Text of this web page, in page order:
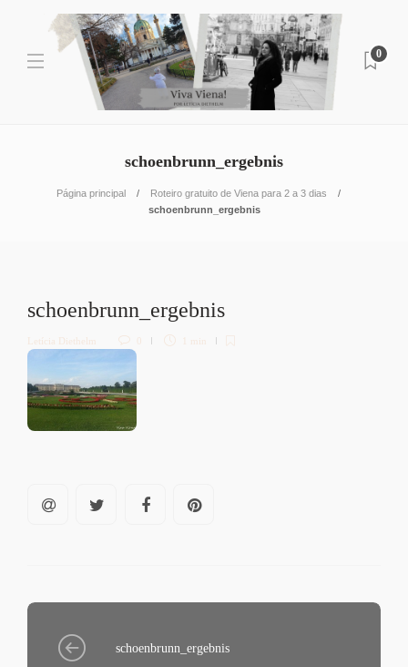
0
schoenbrunn_ergebnis
Página principal
Roteiro gratuito de Viena para 2 a 3 dias
schoenbrunn_ergebnis
schoenbrunn_ergebnis
Letícia Diethelm 0 1 min
schoenbrunn_ergebnis